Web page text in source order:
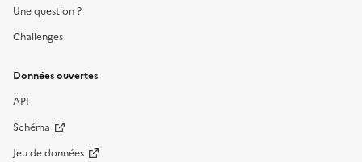
Une question ?
Challenges
Données ouvertes
API
Schéma
Jeu de données